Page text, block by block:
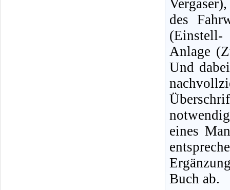
des
(Einstell-
Anlage
Und
eines
Buch ab.